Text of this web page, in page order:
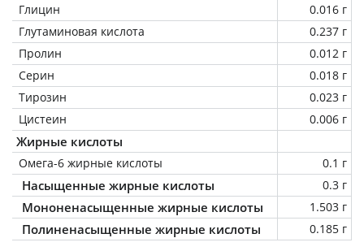
Глицин
0.016 г
Глутаминовая кислота
0.237 г
Пролин
0.012 г
Серин
0.018 г
Тирозин
0.023 г
Цистеин
0.006 г
Жирные кислоты
Омега-6 жирные кислоты 0.1 г
Насыщенные жирные кислоты 0.3 г
Мононенасыщенные жирные кислоты 1.503 г
Полиненасыщенные жирные кислоты 0.185 г